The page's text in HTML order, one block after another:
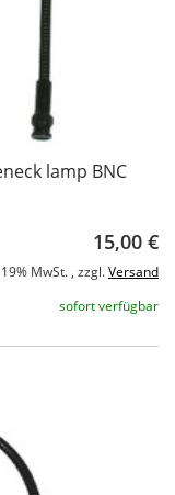
lamp BNC
15,00 €
MwSt. , zzgl.Versand
sofort verfügbar